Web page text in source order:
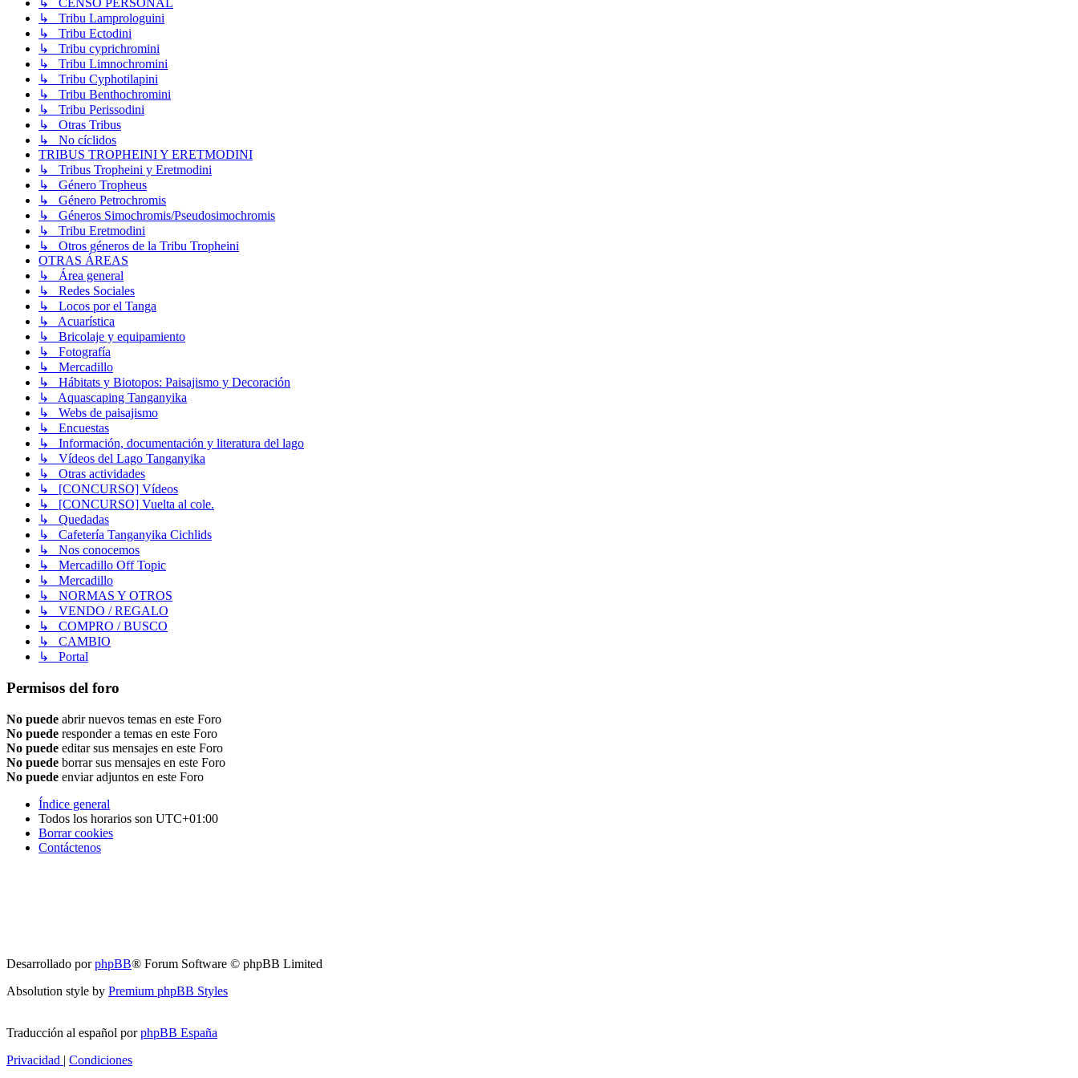
↳ CENSO PERSONAL
↳ Tribu Lamprologuini
↳ Tribu Ectodini
↳ Tribu cyprichromini
↳ Tribu Limnochromini
↳ Tribu Cyphotilapini
↳ Tribu Benthochromini
↳ Tribu Perissodini
↳ Otras Tribus
↳ No cíclidos
TRIBUS TROPHEINI Y ERETMODINI
↳ Tribus Tropheini y Eretmodini
↳ Género Tropheus
↳ Género Petrochromis
↳ Géneros Simochromis/Pseudosimochromis
↳ Tribu Eretmodini
↳ Otros géneros de la Tribu Tropheini
OTRAS ÁREAS
↳ Área general
↳ Redes Sociales
↳ Locos por el Tanga
↳ Acuarística
↳ Bricolaje y equipamiento
↳ Fotografía
↳ Mercadillo
↳ Hábitats y Biotopos: Paisajismo y Decoración
↳ Aquascaping Tanganyika
↳ Webs de paisajismo
↳ Encuestas
↳ Información, documentación y literatura del lago
↳ Vídeos del Lago Tanganyika
↳ Otras actividades
↳ [CONCURSO] Vídeos
↳ [CONCURSO] Vuelta al cole.
↳ Quedadas
↳ Cafetería Tanganyika Cichlids
↳ Nos conocemos
↳ Mercadillo Off Topic
↳ Mercadillo
↳ NORMAS Y OTROS
↳ VENDO / REGALO
↳ COMPRO / BUSCO
↳ CAMBIO
↳ Portal
Permisos del foro
No puede abrir nuevos temas en este Foro
No puede responder a temas en este Foro
No puede editar sus mensajes en este Foro
No puede borrar sus mensajes en este Foro
No puede enviar adjuntos en este Foro
Índice general
Todos los horarios son UTC+01:00
Borrar cookies
Contáctenos
Desarrollado porphpBB® Forum Software © phpBB Limited
Absolution style by Premium phpBB Styles
Traducción al español porphpBB España
Privacidad | Condiciones